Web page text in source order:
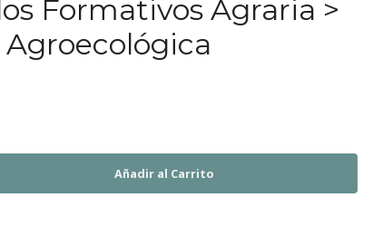
Formativos Agraria >